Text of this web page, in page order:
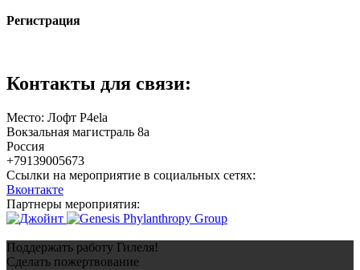
Регистрация
Контакты для связи:
Место: Лофт Р4еla
Вокзальная магистраль 8а
Россия
+79139005673
Ссылки на мероприятие в социальных сетях:
Вконтакте
Партнеры мероприятия:
Поддержать работу Гилеля!
Сделать пожертвование